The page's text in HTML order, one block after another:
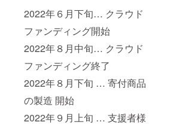
2022年６月下旬… クラウド
ファンディング開始
2022年８月中旬… クラウド
ファンディング終了
2022年８月下旬 … 寄付商品
の製造 開始
2022年９月上旬 … 支援者様